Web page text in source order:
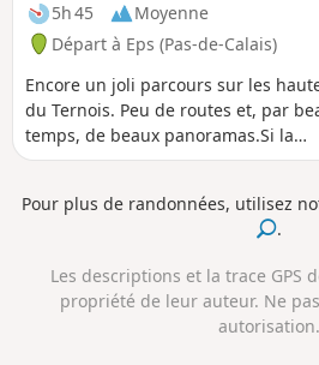
5h 45
Moyenne
Départ à Eps (Pas-de-Calais)
Encore un joli parcours sur les
du Ternois. Peu de routes et, par
temps, de beaux panoramas.Si la
chance est là, on peut aussi
cette fin février 2019).
Pour plus de randonnées, utilisez
.
Les descriptions et la trace GPS
propriété de leur auteur. Ne
autorisation.